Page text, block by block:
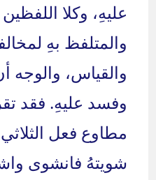
عليهِ، وكلا
والمتلفظ بهِ
والقياس، والوجه
وفسد عليهِ. فقد
مطاوع فعل
شويتهُ فانشوى